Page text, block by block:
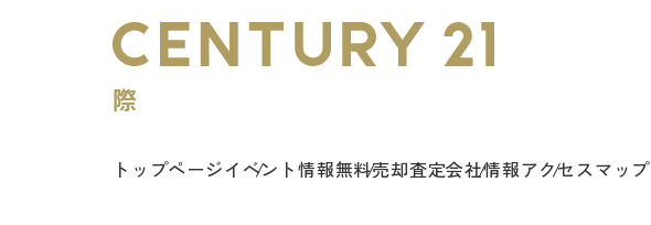
トップページイベント情報無料売却査定会社情報アクセスマップ